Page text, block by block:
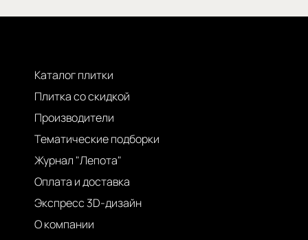
Каталог плитки
Плитка со скидкой
Производители
Тематические подборки
Журнал "Лепота"
Оплата и доставка
Экспресс 3D-дизайн
О компании